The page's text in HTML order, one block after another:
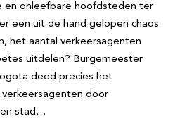
en onleefbare hoofdsteden ter
een uit de hand gelopen chaos
het aantal verkeersagenten
uitdelen? Burgemeester
deed precies het
door
stad…